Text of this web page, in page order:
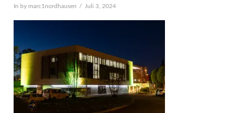
In by marc1nordhausen Juli 3, 2024